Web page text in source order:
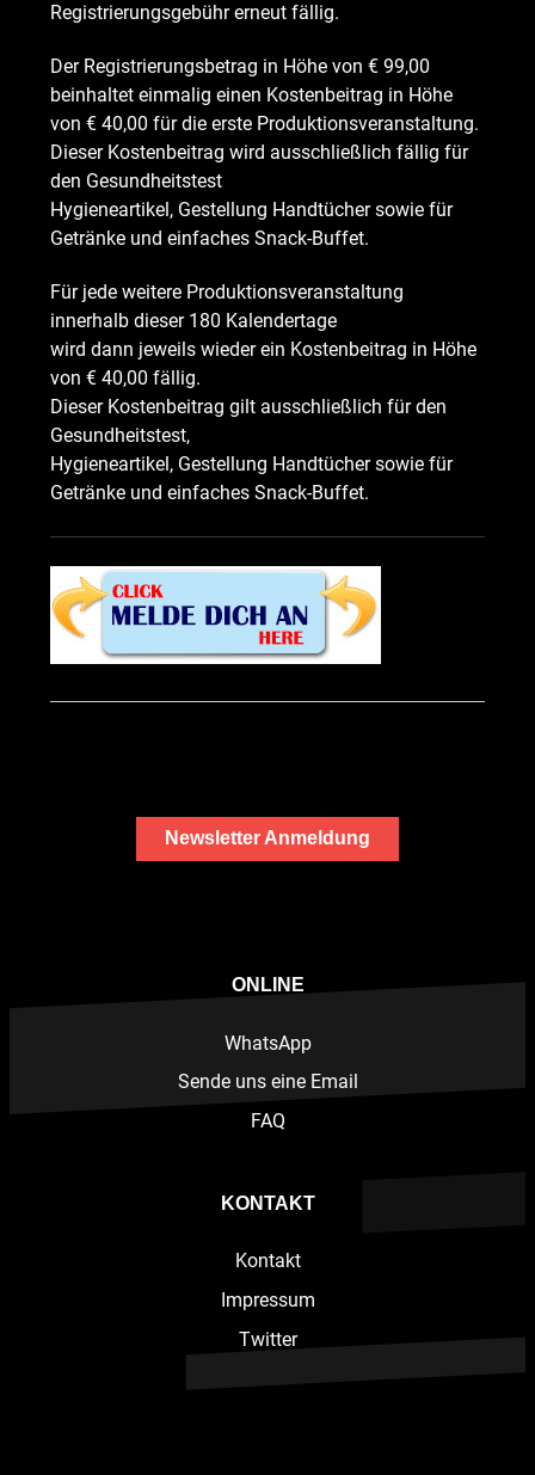
Registrierungsgebühr erneut fällig.
Der Registrierungsbetrag in Höhe von € 99,00
beinhaltet einmalig einen Kostenbeitrag in Höhe
von € 40,00 für die erste Produktionsveranstaltung.
Dieser Kostenbeitrag wird ausschließlich fällig für
den Gesundheitstest
Hygieneartikel, Gestellung Handtücher sowie für
Getränke und einfaches Snack-Buffet.
Für jede weitere Produktionsveranstaltung
innerhalb dieser 180 Kalendertage
wird dann jeweils wieder ein Kostenbeitrag in Höhe
von € 40,00 fällig.
Dieser Kostenbeitrag gilt ausschließlich für den
Gesundheitstest,
Hygieneartikel, Gestellung Handtücher sowie für
Getränke und einfaches Snack-Buffet.
Newsletter Anmeldung
ONLINE
WhatsApp
Sende uns eine Email
FAQ
KONTAKT
Kontakt
Impressum
Twitter